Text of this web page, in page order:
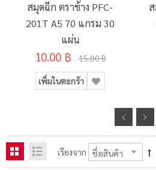
สมุดฉีก ตราช้าง PFC-
201T A5 70 แกรม 30
แผ่น
10.00 ฿ 15.00 ฿
เพิ่มในตะกร้า
เรียงจาก